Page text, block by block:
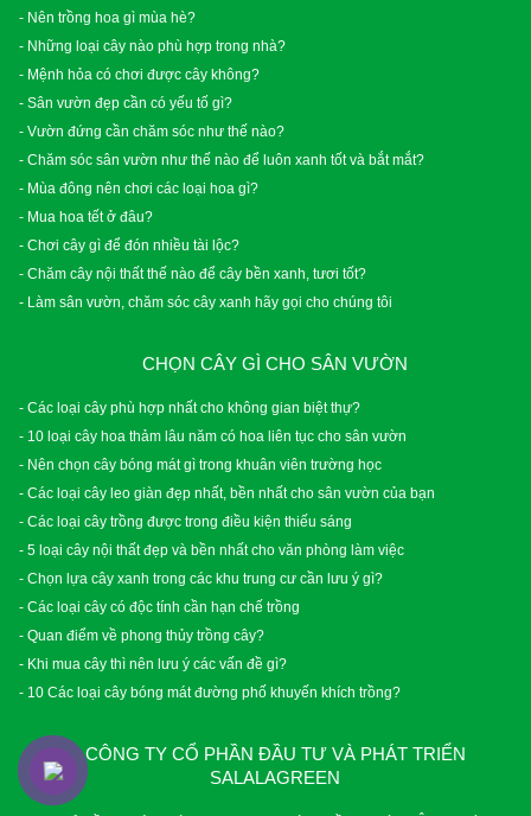
- Nên trồng hoa gì mùa hè?
- Những loại cây nào phù hợp trong nhà?
- Mệnh hỏa có chơi được cây không?
- Sân vườn đẹp cần có yếu tố gì?
- Vườn đứng cần chăm sóc như thế nào?
- Chăm sóc sân vườn như thế nào để luôn xanh tốt và bắt mắt?
- Mùa đông nên chơi các loại hoa gì?
- Mua hoa tết ở đâu?
- Chơi cây gì để đón nhiều tài lộc?
- Chăm cây nội thất thế nào để cây bền xanh, tươi tốt?
- Làm sân vườn, chăm sóc cây xanh hãy gọi cho chúng tôi
CHỌN CÂY GÌ CHO SÂN VƯỜN
- Các loại cây phù hợp nhất cho không gian biệt thự?
- 10 loại cây hoa thảm lâu năm có hoa liên tục cho sân vườn
- Nên chọn cây bóng mát gì trong khuân viên trường học
- Các loại cây leo giàn đẹp nhất, bền nhất cho sân vườn của bạn
- Các loại cây trồng được trong điều kiện thiếu sáng
- 5 loại cây nội thất đẹp và bền nhất cho văn phòng làm việc
- Chọn lựa cây xanh trong các khu trung cư cần lưu ý gì?
- Các loại cây có độc tính cần hạn chế trồng
- Quan điểm về phong thủy trồng cây?
- Khi mua cây thì nên lưu ý các vấn đề gì?
- 10 Các loại cây bóng mát đường phố khuyến khích trồng?
CÔNG TY CỔ PHẦN ĐẦU TƯ VÀ PHÁT TRIỂN
SALALAGREEN